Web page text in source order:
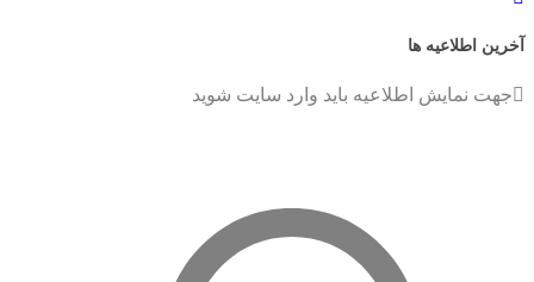
آخرین اطلاعیه ها
جهت نمایش اطلاعیه باید وارد سایت شوید